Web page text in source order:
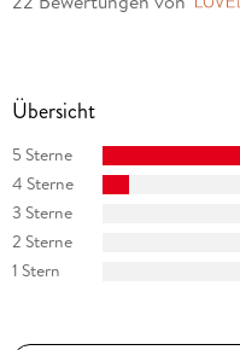
Übersicht
5 Sterne
4 Sterne
3 Sterne
2 Sterne
1 Stern